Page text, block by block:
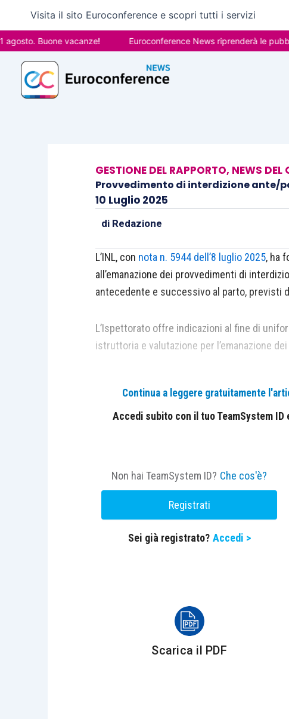
contenuto
Visita il sito Euroconference e scopri tutti i servizi
Buone vacanze! Euroconference News riprenderà le
GESTIONE DEL RAPPORTO, NEWS DEL
Provvedimento di interdizione ante/
10 Luglio 2025
di Redazione
L’INL, con nota n. 5944 dell’8 luglio 2025, ha
all’emanazione dei provvedimenti di
antecedente e successivo al parto, previsti
L’Ispettorato offre indicazioni al fine di
istruttoria e valutazione per l’emanazione
Continua a leggere gratuitamente
Accedi subito con il tuo TeamSystem
Non hai TeamSystem ID? Che cos'è?
Registrati
Sei già registrato? Accedi >
Scarica il PDF